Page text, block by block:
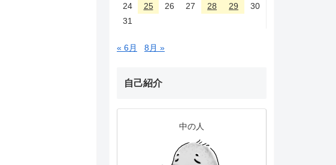
24
25 26 27 28 29
30
31
« 6月 8月 »
自己紹介
中の人